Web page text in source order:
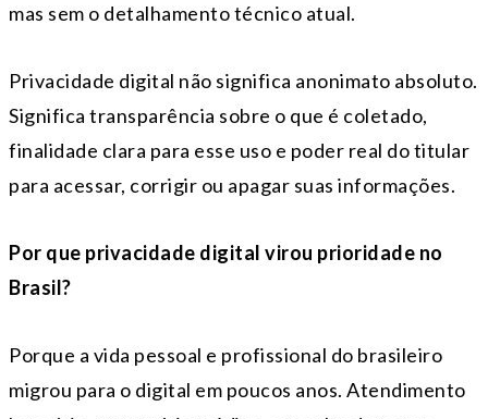
mas sem o detalhamento técnico atual.
Privacidade digital não significa anonimato absoluto.
Significa transparência sobre o que é coletado,
finalidade clara para esse uso e poder real do titular
para acessar, corrigir ou apagar suas informações.
Por que privacidade digital virou prioridade no
Brasil?
Porque a vida pessoal e profissional do brasileiro
migrou para o digital em poucos anos. Atendimento